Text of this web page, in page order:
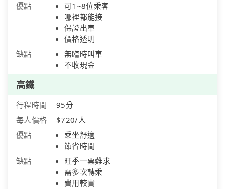
優點
可1~8位乘客
哪裡都能接
保證出車
價格透明
缺點
無臨時叫車
不收現金
高鐵
行程時間
95分
每人價格
$720/人
優點
乘坐舒適
節省時間
缺點
旺季一票難求
需多次轉乘
費用較貴